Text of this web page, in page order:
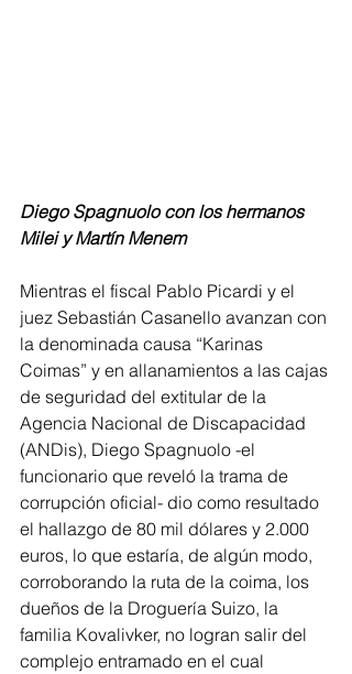
Diego Spagnuolo con los hermanos
Milei y Martín Menem
Mientras el fiscal Pablo Picardi y el
juez Sebastián Casanello avanzan con
la denominada causa “Karinas
Coimas” y en allanamientos a las cajas
de seguridad del extitular de la
Agencia Nacional de Discapacidad
(ANDis), Diego Spagnuolo -el
funcionario que reveló la trama de
corrupción oficial- dio como resultado
el hallazgo de 80 mil dólares y 2.000
euros, lo que estaría, de algún modo,
corroborando la ruta de la coima, los
dueños de la Droguería Suizo, la
familia Kovalivker, no logran salir del
complejo entramado en el cual